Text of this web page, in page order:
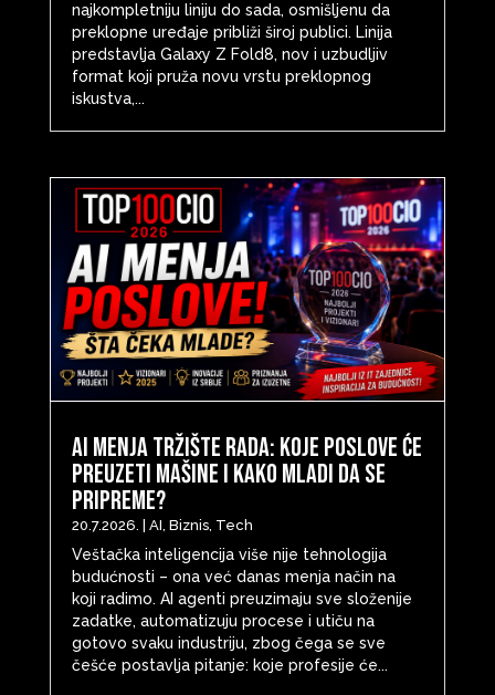
najkompletniju liniju do sada, osmišljenu da
preklopne uređaje približi široj publici. Linija
predstavlja Galaxy Z Fold8, nov i uzbudljiv
format koji pruža novu vrstu preklopnog
iskustva,...
AI menja tržište rada: Koje poslove će
preuzeti mašine i kako mladi da se
pripreme?
20.7.2026. AI Biznis, Tech
Veštačka inteligencija više nije tehnologija
budućnosti – ona već danas menja način na
koji radimo. AI agenti preuzimaju sve složenije
zadatke, automatizuju procese i utiču na
gotovo svaku industriju, zbog čega se sve
češće postavlja pitanje: koje profesije će...